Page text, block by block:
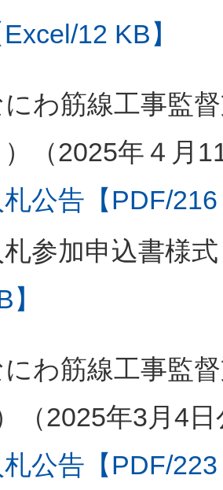
Excel/12 KB】
にわ筋線工事監
）（2025年４月
札公告【PDF/
札参加申込書様式
】
にわ筋線工事監
（2025年3月4
札公告【PDF/